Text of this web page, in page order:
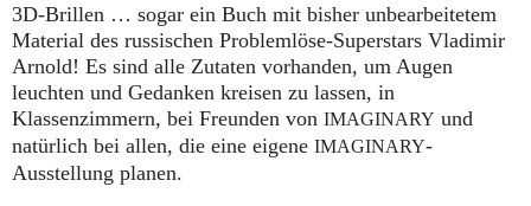
3D-Brillen … sogar ein Buch mit bisher unbearbeitetem
Material des russischen Problemlöse-Superstars Vladimir
Arnold! Es sind alle Zutaten vorhanden, um Augen
leuchten und Gedanken kreisen zu lassen, in
Klassenzimmern, bei Freunden von IMAGINARY und
natürlich bei allen, die eine eigene IMAGINARY-
Ausstellung planen.